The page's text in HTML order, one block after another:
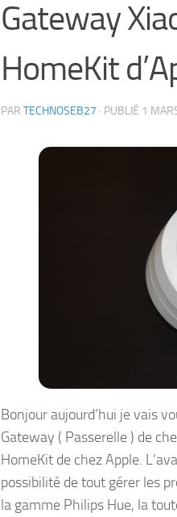
Gateway
HomeKit
PAR TECHNOSEB27 · PUBLIÉ 1
Bonjour aujourd’hui je vais
Gateway ( Passerelle ) de
HomeKit de chez Apple.
possibilité de tout gérer les
la gamme Philips Hue, la